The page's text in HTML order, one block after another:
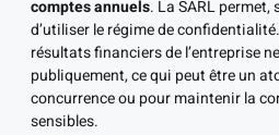
comptes annuels. La SARL
d’utiliser le régime de
résultats financiers de l’entreprise
publiquement, ce qui peut être un
concurrence ou pour maintenir la
sensibles.